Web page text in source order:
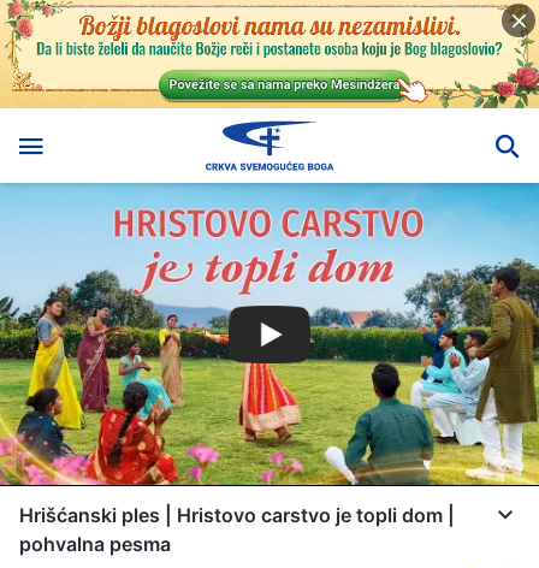
Hrišćanski ples | Hristovo carstvo je topli dom |
pohvalna pesma